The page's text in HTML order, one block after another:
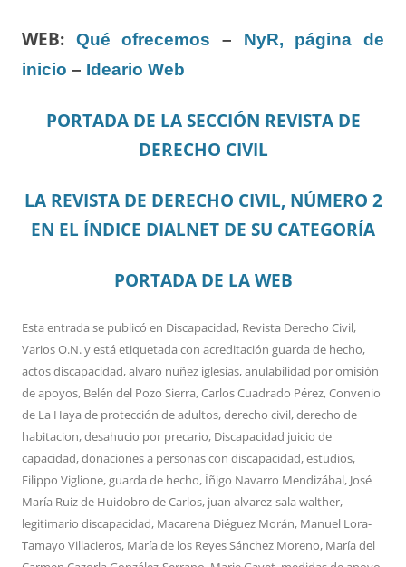
WEB: Qué ofrecemos – NyR, página de
inicio – Ideario Web
PORTADA DE LA SECCIÓN REVISTA DE
DERECHO CIVIL
LA REVISTA DE DERECHO CIVIL, NÚMERO 2
EN EL ÍNDICE DIALNET DE SU CATEGORÍA
PORTADA DE LA WEB
Esta entrada se publicó en Discapacidad, Revista Derecho Civil,
Varios O.N.y está etiquetada con acreditación guarda de hecho,
actos discapacidad,alvaro nuñez iglesias,anulabilidad por omisión
de apoyos, Belén del Pozo Sierra,Carlos Cuadrado Pérez,Convenio
de La Haya de protección de adultos,derecho civil,derecho de
habitacion,desahucio por precario, Discapacidad juicio de
capacidad,donaciones a personas con discapacidad,estudios,
Filippo Viglione,guarda de hecho, Íñigo Navarro Mendizábal, José
María Ruiz de Huidobro de Carlos, juan alvarez-sala walther,
legitimario discapacidad, Macarena Diéguez Morán, Manuel Lora-
Tamayo Villacieros, María de los Reyes Sánchez Moreno, María del